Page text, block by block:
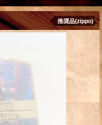
推奨品(zippo)